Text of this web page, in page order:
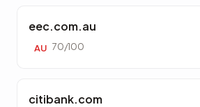
eec.com.au
AU 70/100
citibank.com